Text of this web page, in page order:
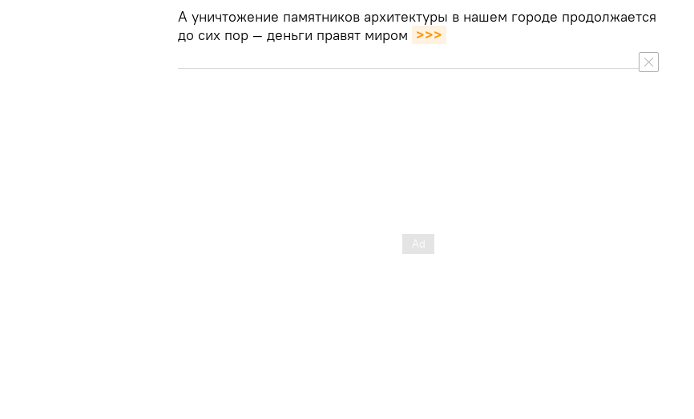
А уничтожение памятников архитектуры в нашем городе продолжается
до сих пор — деньги правят миром >>>